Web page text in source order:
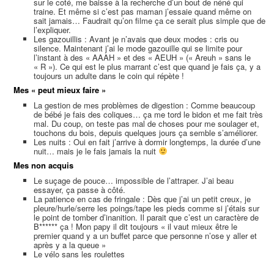
traine. Et même si c’est pas maman j’essaie quand même on
sait jamais… Faudrait qu’on filme ça ce serait plus simple que de
l’expliquer.
Les gazouillis : Avant je n’avais que deux modes : cris ou
silence. Maintenant j’ai le mode gazouille qui se limite pour
l’instant à des « AAAH » et des « AEUH » (« Areuh » sans le
« R »). Ce qui est le plus marrant c’est que quand je fais ça, y a
toujours un adulte dans le coin qui répète !
Mes « peut mieux faire »
La gestion de mes problèmes de digestion : Comme beaucoup
de bébé je fais des coliques… ça me tord le bidon et me fait très
mal. Du coup, on teste pas mal de choses pour me soulager et,
touchons du bois, depuis quelques jours ça semble s’améliorer.
Les nuits : Oui en fait j’arrive à dormir longtemps, la durée d’une
nuit… mais je le fais jamais la nuit
Mes non acquis
Le suçage de pouce… impossible de l’attraper. J’ai beau
essayer, ça passe à côté.
La patience en cas de fringale : Dès que j’ai un petit creux, je
pleure/hurle/serre les poings/tape les pieds comme si j’étais sur
le point de tomber d’inanition. Il parait que c’est un caractère de
B****** ça ! Mon papy il dit toujours « il vaut mieux être le
premier quand y a un buffet parce que personne n’ose y aller et
après y a la queue »
Le vélo sans les roulettes